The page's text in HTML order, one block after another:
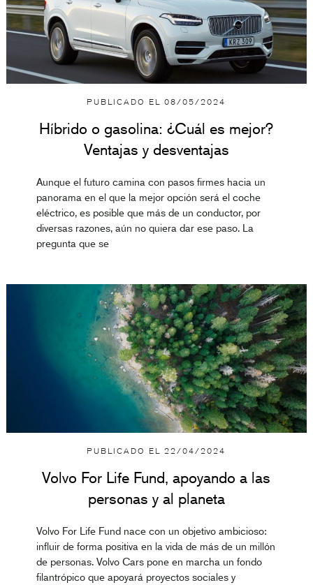
PUBLICADO EL08/05/2024
Híbrido o gasolina: ¿Cuál es mejor?
Ventajas y desventajas
Aunque el futuro camina con pasos firmes hacia un
panorama en el que la mejor opción será el coche
eléctrico, es posible que más de un conductor, por
diversas razones, aún no quiera dar ese paso. La
pregunta que se
PUBLICADO EL22/04/2024
Volvo For Life Fund, apoyando a las
personas y al planeta
Volvo For Life Fund nace con un objetivo ambicioso:
influir de forma positiva en la vida de más de un millón
de personas. Volvo Cars pone en marcha un fondo
filantrópico que apoyará proyectos sociales y